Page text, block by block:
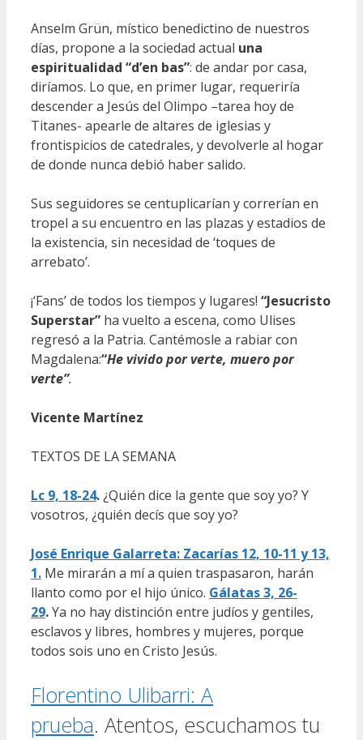
Anselm Grün, místico benedictino de nuestros
días, propone a la sociedad actual una
espiritualidad “d’en bas”: de andar por casa,
diríamos. Lo que, en primer lugar, requeriría
descender a Jesús del Olimpo –tarea hoy de
Titanes- apearle de altares de iglesias y
frontispicios de catedrales, y devolverle al hogar
de donde nunca debió haber salido.
Sus seguidores se centuplicarían y correrían en
tropel a su encuentro en las plazas y estadios de
la existencia, sin necesidad de ‘toques de
arrebato’.
¡‘Fans’ de todos los tiempos y lugares! “Jesucristo
Superstar” ha vuelto a escena, como Ulises
regresó a la Patria. Cantémosle a rabiar con
Magdalena:“He vivido por verte, muero por
verte”.
Vicente Martínez
TEXTOS DE LA SEMANA
Lc 9, 18-24.¿Quién dice la gente que soy yo? Y
vosotros, ¿quién decís que soy yo?
José Enrique Galarreta: Zacarías 12, 10-11 y 13,
1. Me mirarán a mí a quien traspasaron, harán
llanto como por el hijo único. Gálatas 3, 26-
29.Ya no hay distinción entre judíos y gentiles,
esclavos y libres, hombres y mujeres, porque
todos sois uno en Cristo Jesús.
Florentino Ulibarri: A
prueba. Atentos, escuchamos tu